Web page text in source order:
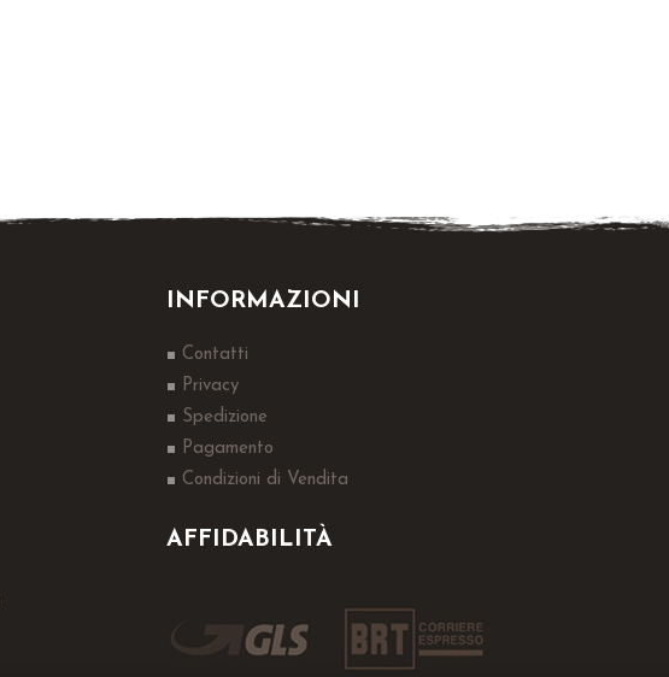
INFORMAZIONI
Contatti
Privacy
Spedizione
Pagamento
Condizioni di Vendita
AFFIDABILITÀ